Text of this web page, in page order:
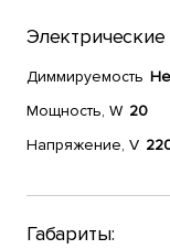
Электрические
Диммируемость
Мощность, W 20
Напряжение, V
Габариты: